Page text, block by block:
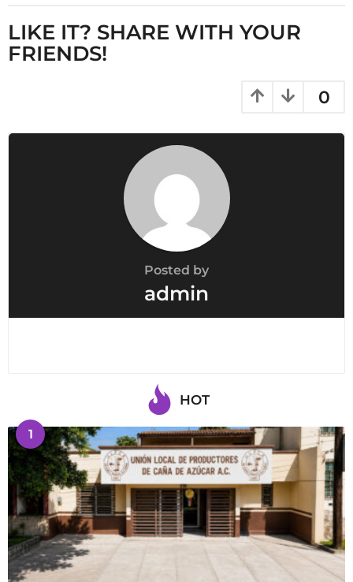
P
a
a
LIKE IT? SHARE WITH YOUR
FRIENDS!
0
Posted by
admin
HOT
1